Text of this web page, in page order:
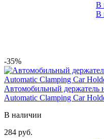
В
В
-35%
Автомобильный держатель
Automatic Clamping Car
В наличии
284 руб.